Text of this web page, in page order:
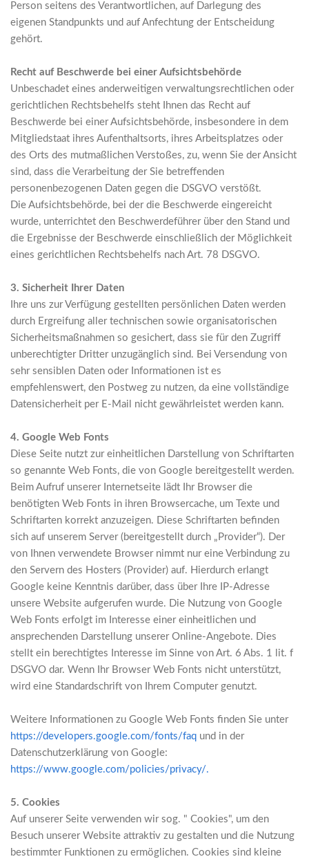
Person seitens des Verantwortlichen, auf Darlegung des
eigenen Standpunkts und auf Anfechtung der Entscheidung
gehört.
Recht auf Beschwerde bei einer Aufsichtsbehörde
Unbeschadet eines anderweitigen verwaltungsrechtlichen oder
gerichtlichen Rechtsbehelfs steht Ihnen das Recht auf
Beschwerde bei einer Aufsichtsbehörde, insbesondere in dem
Mitgliedstaat ihres Aufenthaltsorts, ihres Arbeitsplatzes oder
des Orts des mutmaßlichen Verstoßes, zu, wenn Sie der Ansicht
sind, dass die Verarbeitung der Sie betreffenden
personenbezogenen Daten gegen die DSGVO verstößt.
Die Aufsichtsbehörde, bei der die Beschwerde eingereicht
wurde, unterrichtet den Beschwerdeführer über den Stand und
die Ergebnisse der Beschwerde einschließlich der Möglichkeit
eines gerichtlichen Rechtsbehelfs nach Art. 78 DSGVO.
3. Sicherheit Ihrer Daten
Ihre uns zur Verfügung gestellten persönlichen Daten werden
durch Ergreifung aller technischen sowie organisatorischen
Sicherheitsmaßnahmen so gesichert, dass sie für den Zugriff
unberechtigter Dritter unzugänglich sind. Bei Versendung von
sehr sensiblen Daten oder Informationen ist es
empfehlenswert, den Postweg zu nutzen, da eine vollständige
Datensicherheit per E-Mail nicht gewährleistet werden kann.
4. Google Web Fonts
Diese Seite nutzt zur einheitlichen Darstellung von Schriftarten
so genannte Web Fonts, die von Google bereitgestellt werden.
Beim Aufruf unserer Internetseite lädt Ihr Browser die
benötigten Web Fonts in ihren Browsercache, um Texte und
Schriftarten korrekt anzuzeigen. Diese Schriftarten befinden
sich auf unserem Server (bereitgestellt durch „Provider“). Der
von Ihnen verwendete Browser nimmt nur eine Verbindung zu
den Servern des Hosters (Provider) auf. Hierdurch erlangt
Google keine Kenntnis darüber, dass über Ihre IP-Adresse
unsere Website aufgerufen wurde. Die Nutzung von Google
Web Fonts erfolgt im Interesse einer einheitlichen und
ansprechenden Darstellung unserer Online-Angebote. Dies
stellt ein berechtigtes Interesse im Sinne von Art. 6 Abs. 1 lit. f
DSGVO dar. Wenn Ihr Browser Web Fonts nicht unterstützt,
wird eine Standardschrift von Ihrem Computer genutzt.
Weitere Informationen zu Google Web Fonts finden Sie unter
https://developers.google.com/fonts/faq und in der
Datenschutzerklärung von Google:
https://www.google.com/policies/privacy/.
5. Cookies
Auf unserer Seite verwenden wir sog. " Cookies", um den
Besuch unserer Website attraktiv zu gestalten und die Nutzung
bestimmter Funktionen zu ermöglichen. Cookies sind kleine